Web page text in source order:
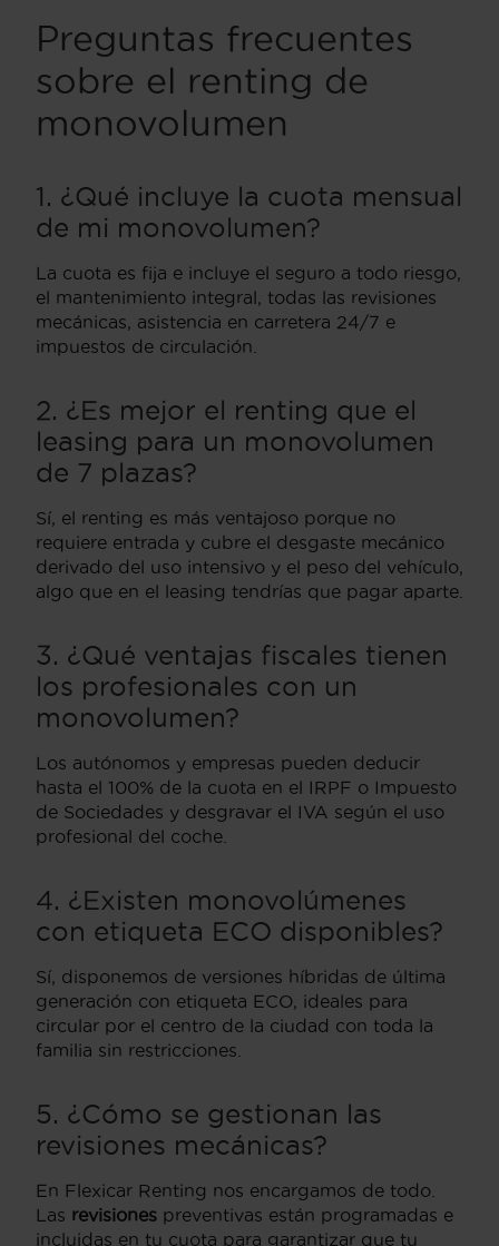
Preguntas frecuentes
sobre el renting de
monovolumen
1. ¿Qué incluye la cuota mensual
de mi monovolumen?
La cuota es fija e incluye el seguro a todo riesgo,
el mantenimiento integral, todas las revisiones
mecánicas, asistencia en carretera 24/7 e
impuestos de circulación.
2. ¿Es mejor el renting que el
leasing para un monovolumen
de 7 plazas?
Sí, el renting es más ventajoso porque no
requiere entrada y cubre el desgaste mecánico
derivado del uso intensivo y el peso del vehículo,
algo que en el leasing tendrías que pagar aparte.
3. ¿Qué ventajas fiscales tienen
los profesionales con un
monovolumen?
Los autónomos y empresas pueden deducir
hasta el 100% de la cuota en el IRPF o Impuesto
de Sociedades y desgravar el IVA según el uso
profesional del coche.
4. ¿Existen monovolúmenes
con etiqueta ECO disponibles?
Sí, disponemos de versiones híbridas de última
generación con etiqueta ECO, ideales para
circular por el centro de la ciudad con toda la
familia sin restricciones.
5. ¿Cómo se gestionan las
revisiones mecánicas?
En Flexicar Renting nos encargamos de todo.
Las revisiones preventivas están programadas e
incluidas en tu cuota para garantizar que tu